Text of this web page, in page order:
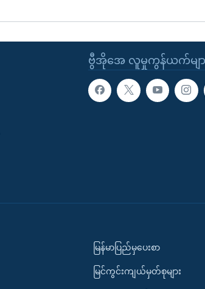
ဗွီအိုအေ လူမှုကွန်ယက်မျာ
မြန်မာပြည်မှပေးစာ
မြင်ကွင်းကျယ်မှတ်စုများ